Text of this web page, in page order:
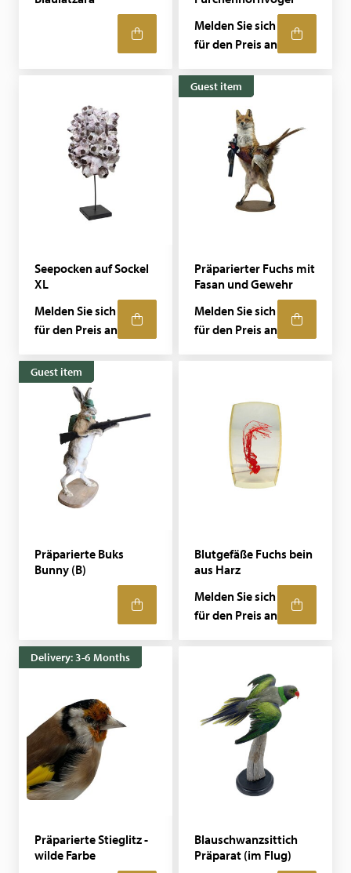
Melden Sie sich
für den Preis an
Seepocken auf Sockel
XL
Melden Sie sich
für den Preis an
Guest item
Präparierter Fuchs mit
Fasan und Gewehr
Melden Sie sich
für den Preis an
Guest item
Präparierte Buks
Bunny (B)
Blutgefäße Fuchs bein
aus Harz
Melden Sie sich
für den Preis an
Delivery: 3-6 Months
Präparierte Stieglitz -
wilde Farbe
Blauschwanzsittich
Präparat (im Flug)